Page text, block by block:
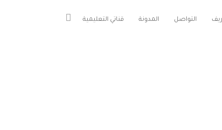
التواصل المدونة قناتي التعليمية